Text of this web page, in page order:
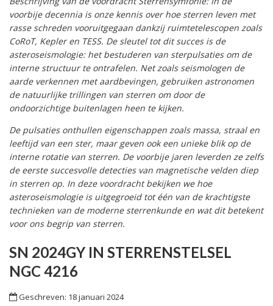
voorbije decennia is onze kennis over hoe sterren leven met
rasse schreden vooruitgegaan dankzij ruimtetelescopen zoals
CoRoT, Kepler en TESS. De sleutel tot dit succes is de
asteroseismologie: het bestuderen van sterpulsaties om de
interne structuur te ontrafelen. Net zoals seismologen de
aarde verkennen met aardbevingen, gebruiken astronomen
de natuurlijke trillingen van sterren om door de
ondoorzichtige buitenlagen heen te kijken.
De pulsaties onthullen eigenschappen zoals massa, straal en
leeftijd van een ster, maar geven ook een unieke blik op de
interne rotatie van sterren. De voorbije jaren leverden ze zelfs
de eerste succesvolle detecties van magnetische velden diep
in sterren op. In deze voordracht bekijken we hoe
asteroseismologie is uitgegroeid tot één van de krachtigste
technieken van de moderne sterrenkunde en wat dit betekent
voor ons begrip van sterren.
SN 2024GY IN STERRENSTELSEL
NGC 4216
Geschreven: 18 januari 2024